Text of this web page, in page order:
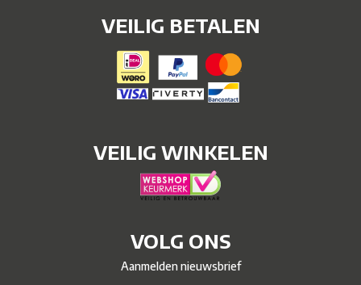
VEILIG BETALEN
VEILIG WINKELEN
VOLG ONS
Aanmelden nieuwsbrief